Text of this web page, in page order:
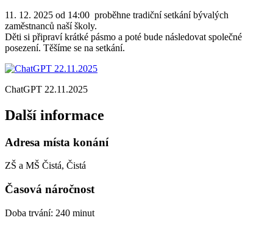
11. 12. 2025 od 14:00 proběhne tradiční setkání bývalých
zaměstnanců naší školy.
Děti si připraví krátké pásmo a poté bude následovat společné
posezení. Těšíme se na setkání.
ChatGPT 22.11.2025
Další informace
Adresa místa konání
ZŠ a MŠ Čistá, Čistá
Časová náročnost
Doba trvání: 240 minut